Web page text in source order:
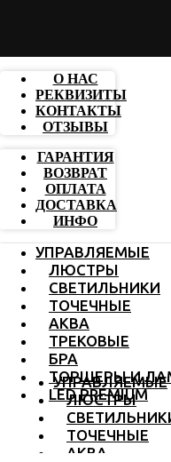
О НАС
РЕКВИЗИТЫ
КОНТАКТЫ
ОТЗЫВЫ
ГАРАНТИЯ
ВОЗВРАТ
ОПЛАТА
ДОСТАВКА
ИНФО
УПРАВЛЯЕМЫЕ
ЛЮСТРЫ
СВЕТИЛЬНИКИ
ТОЧЕЧНЫЕ
АКВА
ТРЕКОВЫЕ
БРА
ТОРШЕРЫ И
LED PREMIUM
УПРАВЛЯЕМЫЕ
ЛЮСТРЫ
ТОЧЕЧНЫЕ
АКВА